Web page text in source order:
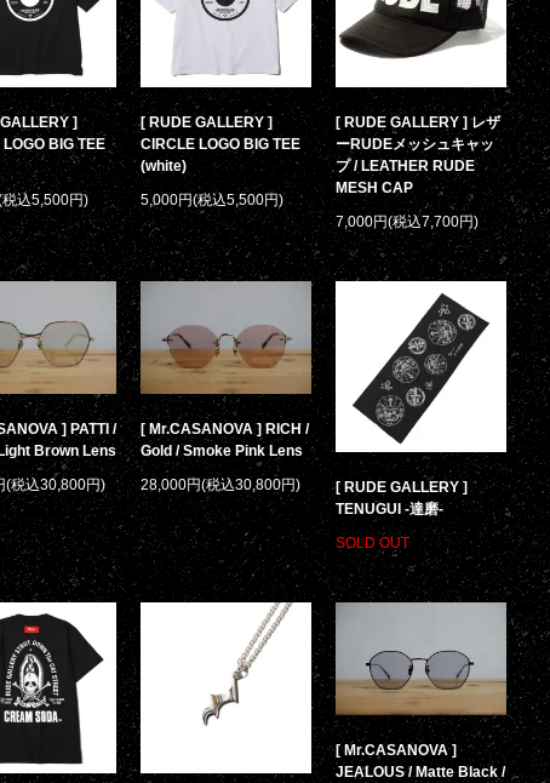
]
BIG TEE
込5,500円)
[ RUDE GALLERY ]
CIRCLE LOGO BIG TEE
(white)
5,000円(税込5,500円)
[ RUDE GALLERY ] レザ
ーRUDEメッシュキャッ
プ / LEATHER RUDE
MESH CAP
7,000円(税込7,700円)
] PATTI /
Brown Lens
(税込30,800円)
[ Mr.CASANOVA ] RICH /
Gold / Smoke Pink Lens
28,000円(税込30,800円)
[ RUDE GALLERY ]
TENUGUI -達磨-
SOLD OUT
[ Mr.CASANOVA ]
JEALOUS / Matte Black /